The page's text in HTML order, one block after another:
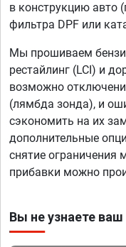
в конструкцию авто
фильтра DPF или
Мы прошиваем
рестайлинг (LCI) и
возможно
(лямбда зонда), и
сэкономить на их
дополнительные
снятие ограничения
прибавки можно
Вы не узнаете